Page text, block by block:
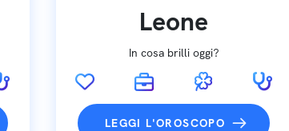
Leone
In cosa brilli oggi?
LEGGI L'OROSCOPO